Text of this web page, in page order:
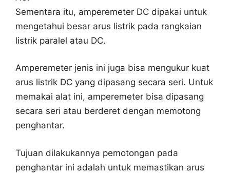
Sementara itu, amperemeter DC dipakai untuk
mengetahui besar arus listrik pada rangkaian
listrik paralel atau DC.
Amperemeter jenis ini juga bisa mengukur kuat
arus listrik DC yang dipasang secara seri. Untuk
memakai alat ini, amperemeter bisa dipasang
secara seri atau berderet dengan memotong
penghantar.
Tujuan dilakukannya pemotongan pada
penghantar ini adalah untuk memastikan arus